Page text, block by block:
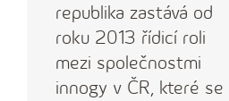
republika zastává od
roku 2013 řídicí roli
mezi společnostmi
innogy v ČR, které se